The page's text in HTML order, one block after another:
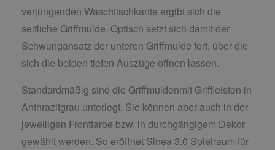
verjüngenden Waschtischkante ergibt sich die
seitliche Griffmulde. Optisch setzt sich damit der
Schwungansatz der unteren Griffmulde fort, über die
sich die beiden tiefen Auszüge öffnen lassen.
Standardmäßig sind die Griffmuldenmit Griffleisten in
Anthrazitgrau unterlegt. Sie können aber auch in der
jeweiligen Frontfarbe bzw. in durchgängigem Dekor
gewählt werden. So eröffnet Sinea 3.0 Spielraum für